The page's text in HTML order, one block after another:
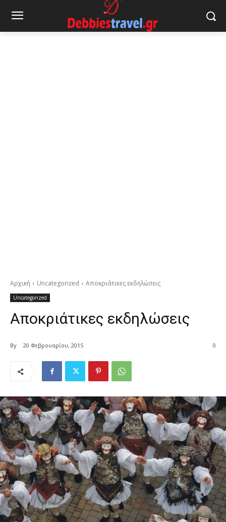
Αρχική Uncategorized Αποκριάτικες εκδηλώσεις
Uncategorized
Αποκριάτικες εκδηλώσεις
By 20 Φεβρουαρίου, 2015 0